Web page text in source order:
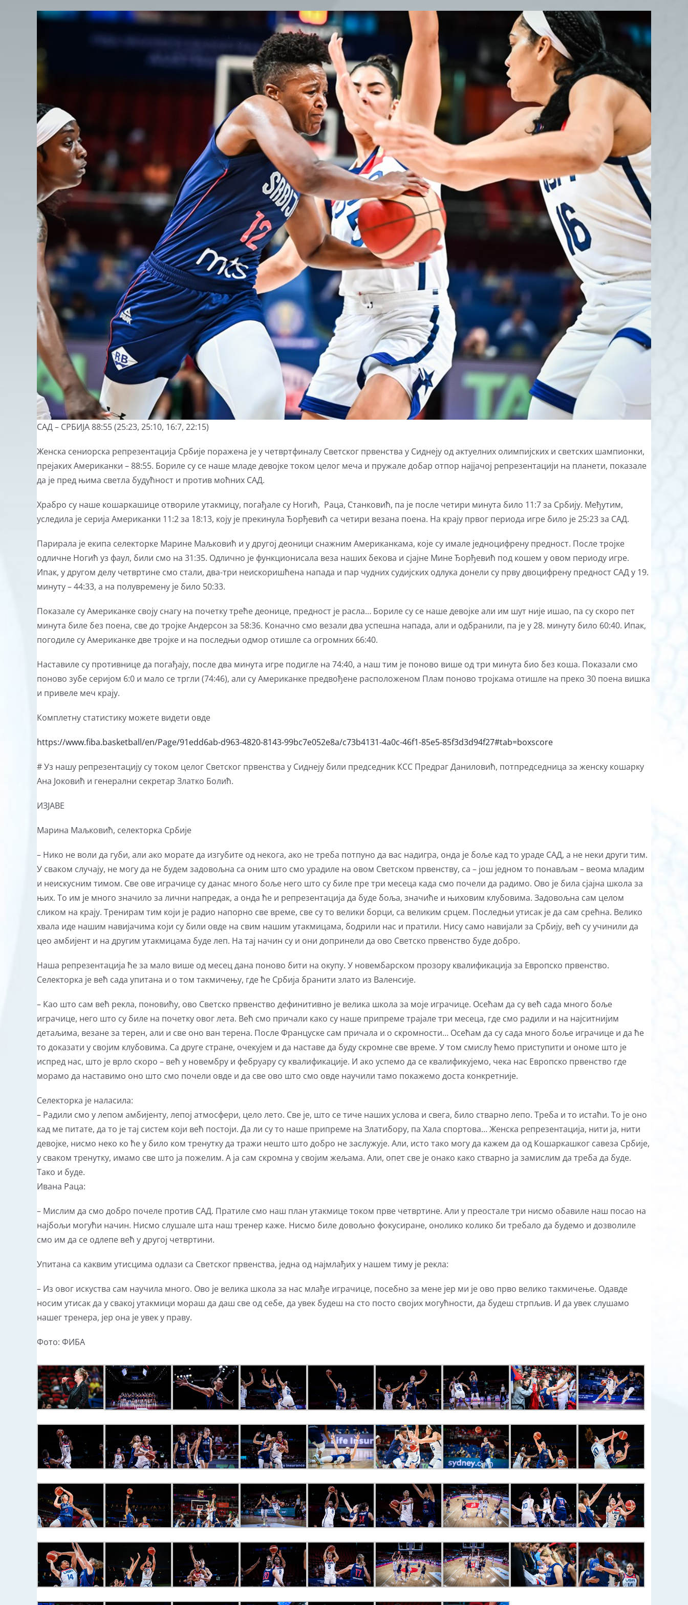
View
САД – СРБИЈА 88:55 (25:23, 25:10, 16:7, 22:15)
Женска сениорска репрезентација Србије поражена је у четвртфиналу Светског првенства у Сиднеју од актуелних олимпијских и светских шампионки,
прејаких Американки – 88:55. Бориле су се наше младе девојке током целог меча и пружале добар отпор најјачој репрезентацији на планети, показале
да је пред њима светла будућност и против моћних САД.
Храбро су наше кошаркашице отвориле утакмицу, погађале су Ногић, Раца, Станковић, па је после четири минута било 11:7 за Србију. Међутим,
уследила је серија Американки 11:2 за 18:13, коју је прекинула Ђорђевић са четири везана поена. На крају првог периода игре било је 25:23 за САД.
Парирала је екипа селекторке Марине Маљковић и у другој деоници снажним Американкама, које су имале једноцифрену предност. После тројке
одличне Ногић уз фаул, били смо на 31:35. Одлично је функционисала веза наших бекова и сјајне Мине Ђорђевић под кошем у овом периоду игре.
Ипак, у другом делу четвртине смо стали, два-три неискоришћена напада и пар чудних судијских одлука донели су прву двоцифрену предност САД у 19.
минуту – 44:33, а на полувремену је било 50:33.
Показале су Американке своју снагу на почетку треће деонице, предност је расла… Бориле су се наше девојке али им шут није ишао, па су скоро пет
минута биле без поена, све до тројке Андерсон за 58:36. Коначно смо везали два успешна напада, али и одбранили, па је у 28. минуту било 60:40. Ипак,
погодиле су Американке две тројке и на последњи одмор отишле са огромних 66:40.
Наставиле су противнице да погађају, после два минута игре подигле на 74:40, а наш тим је поново више од три минута био без коша. Показали смо
поново зубе серијом 6:0 и мало се тргли (74:46), али су Американке предвођене расположеном Плам поново тројкама отишле на преко 30 поена вишка
и привеле меч крају.
Комплетну статистику можете видети овде
https://www.fiba.basketball/en/Page/91edd6ab-d963-4820-8143-99bc7e052e8a/c73b4131-4a0c-46f1-85e5-85f3d3d94f27#tab=boxscore
# Уз нашу репрезентацију су током целог Светског првенства у Сиднеју били председник КСС Предраг Даниловић, потпредседница за женску кошарку
Ана Јоковић и генерални секретар Златко Болић.
ИЗЈАВЕ
Марина Маљковић, селекторка Србије
– Нико не воли да губи, али ако морате да изгубите од некога, ако не треба потпуно да вас надигра, онда је боље кад то ураде САД, а не неки други тим.
У сваком случају, не могу да не будем задовољна са оним што смо урадиле на овом Светском првенству, са – још једном то понављам – веома младим
и неискусним тимом. Све ове играчице су данас много боље него што су биле пре три месеца када смо почели да радимо. Ово је била сјајна школа за
њих. То им је много значило за лични напредак, а онда ће и репрезентација да буде боља, значиће и њиховим клубовима. Задовољна сам целом
сликом на крају. Тренирам тим који је радио напорно све време, све су то велики борци, са великим срцем. Последњи утисак је да сам срећна. Велико
хвала иде нашим навијачима који су били овде на свим нашим утакмицама, бодрили нас и пратили. Нису само навијали за Србију, већ су учинили да
цео амбијент и на другим утакмицама буде леп. На тај начин су и они допринели да ово Светско првенство буде добро.
Наша репрезентација ће за мало више од месец дана поново бити на окупу. У новембарском прозору квалификација за Европско првенство.
Селекторка је већ сада упитана и о том такмичењу, где ће Србија бранити злато из Валенсије.
– Као што сам већ рекла, поновићу, ово Светско првенство дефинитивно је велика школа за моје играчице. Осећам да су већ сада много боље
играчице, него што су биле на почетку овог лета. Већ смо причали како су наше припреме трајале три месеца, где смо радили и на најситнијим
детаљима, везане за терен, али и све оно ван терена. После Француске сам причала и о скромности… Осећам да су сада много боље играчице и да ће
то доказати у својим клубовима. Са друге стране, очекујем и да наставе да буду скромне све време. У том смислу ћемо приступити и ономе што је
испред нас, што је врло скоро – већ у новембру и фебруару су квалификације. И ако успемо да се квалификујемо, чека нас Европско првенство где
морамо да наставимо оно што смо почели овде и да све ово што смо овде научили тамо покажемо доста конкретније.
Селекторка је наласила:
– Радили смо у лепом амбијенту, лепој атмосфери, цело лето. Све је, што се тиче наших услова и свега, било стварно лепо. Треба и то истаћи. То је оно
кад ме питате, да то је тај систем који већ постоји. Да ли су то наше припреме на Златибору, па Хала спортова… Женска репрезентација, нити ја, нити
девојке, нисмо неко ко ће у било ком тренутку да тражи нешто што добро не заслужује. Али, исто тако могу да кажем да од Кошаркашког савеза Србије,
у сваком тренутку, имамо све што ја пожелим. А ја сам скромна у својим жељама. Али, опет све је онако како стварно ја замислим да треба да буде.
Тако и буде.
Ивана Раца:
– Мислим да смо добро почеле против САД. Пратиле смо наш план утакмице током прве четвртине. Али у преостале три нисмо обавиле наш посао на
најбољи могући начин. Нисмо слушале шта наш тренер каже. Нисмо биле довољно фокусиране, онолико колико би требало да будемо и дозволиле
смо им да се одлепе већ у другој четвртини.
Упитана са каквим утисцима одлази са Светског првенства, једна од најмлађих у нашем тиму је рекла:
– Из овог искуства сам научила много. Ово је велика школа за нас млађе играчице, посебно за мене јер ми је ово прво велико такмичење. Одавде
носим утисак да у свакој утакмици мораш да даш све од себе, да увек будеш на сто посто својих могућности, да будеш стрпљив. И да увек слушамо
нашег тренера, јер она је увек у праву.
Фото: ФИБА